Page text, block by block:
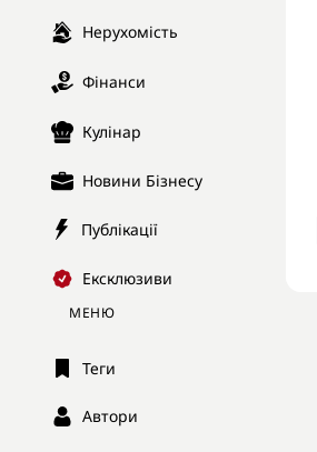
Нерухомість
Фінанси
Кулінар
Новини Бізнесу
Публікації
Ексклюзиви
МЕНЮ
Теги
Автори